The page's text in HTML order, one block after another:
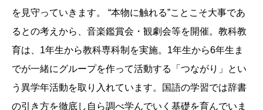
を見守っていきます。 “本物に触れる”ことこそ大事であ
るとの考えから、音楽鑑賞会・観劇会等を開催。教科教
育は、1年生から教科専科制を実施。1年生から6年生ま
でが一緒にグループを作って活動する「つながり」とい
う異学年活動を取り入れています。国語の学習では辞書
の引き方を徹底し自ら調べ学んでいく基礎を育んでいま